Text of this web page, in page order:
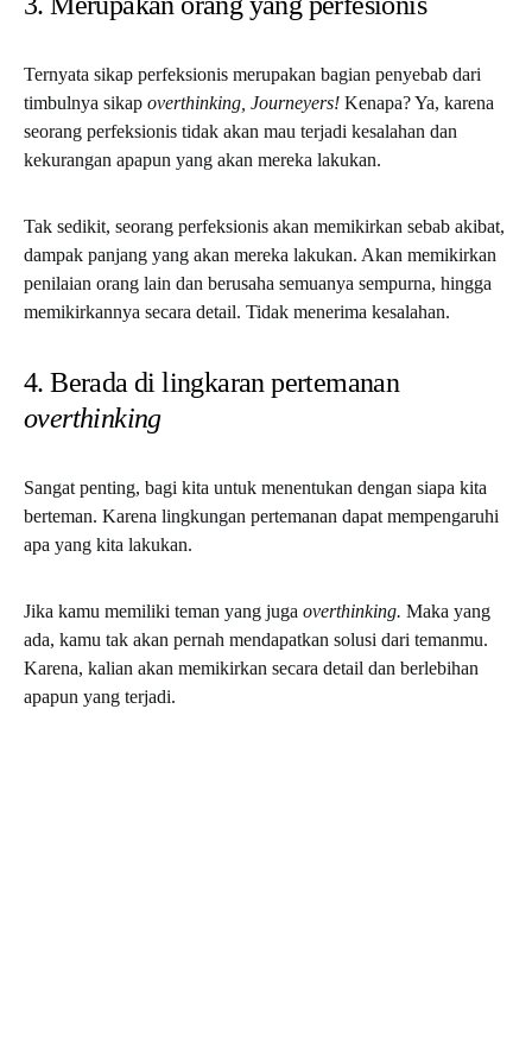
Ternyata sikap perfeksionis merupakan bagian penyebab dari
timbulnya sikap overthinking, Journeyers! Kenapa? Ya, karena
seorang perfeksionis tidak akan mau terjadi kesalahan dan
kekurangan apapun yang akan mereka lakukan.
Tak sedikit, seorang perfeksionis akan memikirkan sebab akibat,
dampak panjang yang akan mereka lakukan. Akan memikirkan
penilaian orang lain dan berusaha semuanya sempurna, hingga
memikirkannya secara detail. Tidak menerima kesalahan.
4. Berada di lingkaran pertemanan
overthinking
Sangat penting, bagi kita untuk menentukan dengan siapa kita
berteman. Karena lingkungan pertemanan dapat mempengaruhi
apa yang kita lakukan.
Jika kamu memiliki teman yang juga overthinking. Maka yang
ada, kamu tak akan pernah mendapatkan solusi dari temanmu.
Karena, kalian akan memikirkan secara detail dan berlebihan
apapun yang terjadi.